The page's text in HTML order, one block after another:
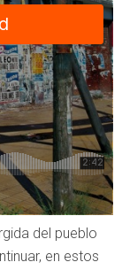
del pueblo
en estos